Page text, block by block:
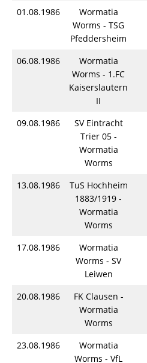
01.08.1986
Wormatia
Worms - TSG
Pfeddersheim
06.08.1986
Wormatia
Worms - 1.FC
Kaiserslautern
II
09.08.1986
SV Eintracht
Trier 05 -
Wormatia
Worms
13.08.1986
TuS Hochheim
1883/1919 -
Wormatia
Worms
17.08.1986
Wormatia
Worms - SV
Leiwen
20.08.1986
FK Clausen -
Wormatia
Worms
23.08.1986
Wormatia
Worms - VfL